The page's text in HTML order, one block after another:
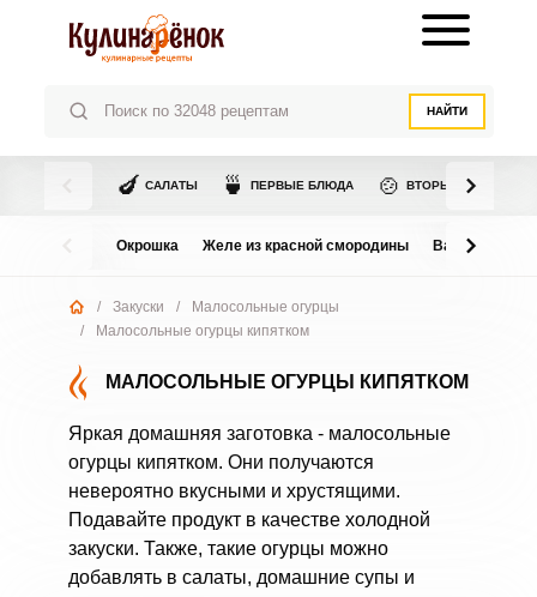
НАЙТИ
🍆 САЛАТЫ 🍵 ПЕРВЫЕ БЛЮДА 🍲 ВТОРЫЕ БЛЮДА
Окрошка Желе из красной смородины Варенье из
/ Закуски /
Малосольные огурцы
/
Малосольные огурцы кипятком
МАЛОСОЛЬНЫЕ ОГУРЦЫ КИПЯТКОМ
Яркая домашняя заготовка - малосольные
огурцы кипятком. Они получаются
невероятно вкусными и хрустящими.
Подавайте продукт в качестве холодной
закуски. Также, такие огурцы можно
добавлять в салаты, домашние супы и